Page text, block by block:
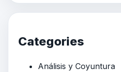
Categories
Análisis y Coyuntura